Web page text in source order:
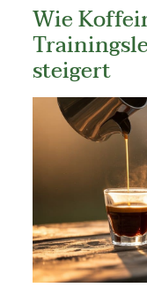
Wie
steigert